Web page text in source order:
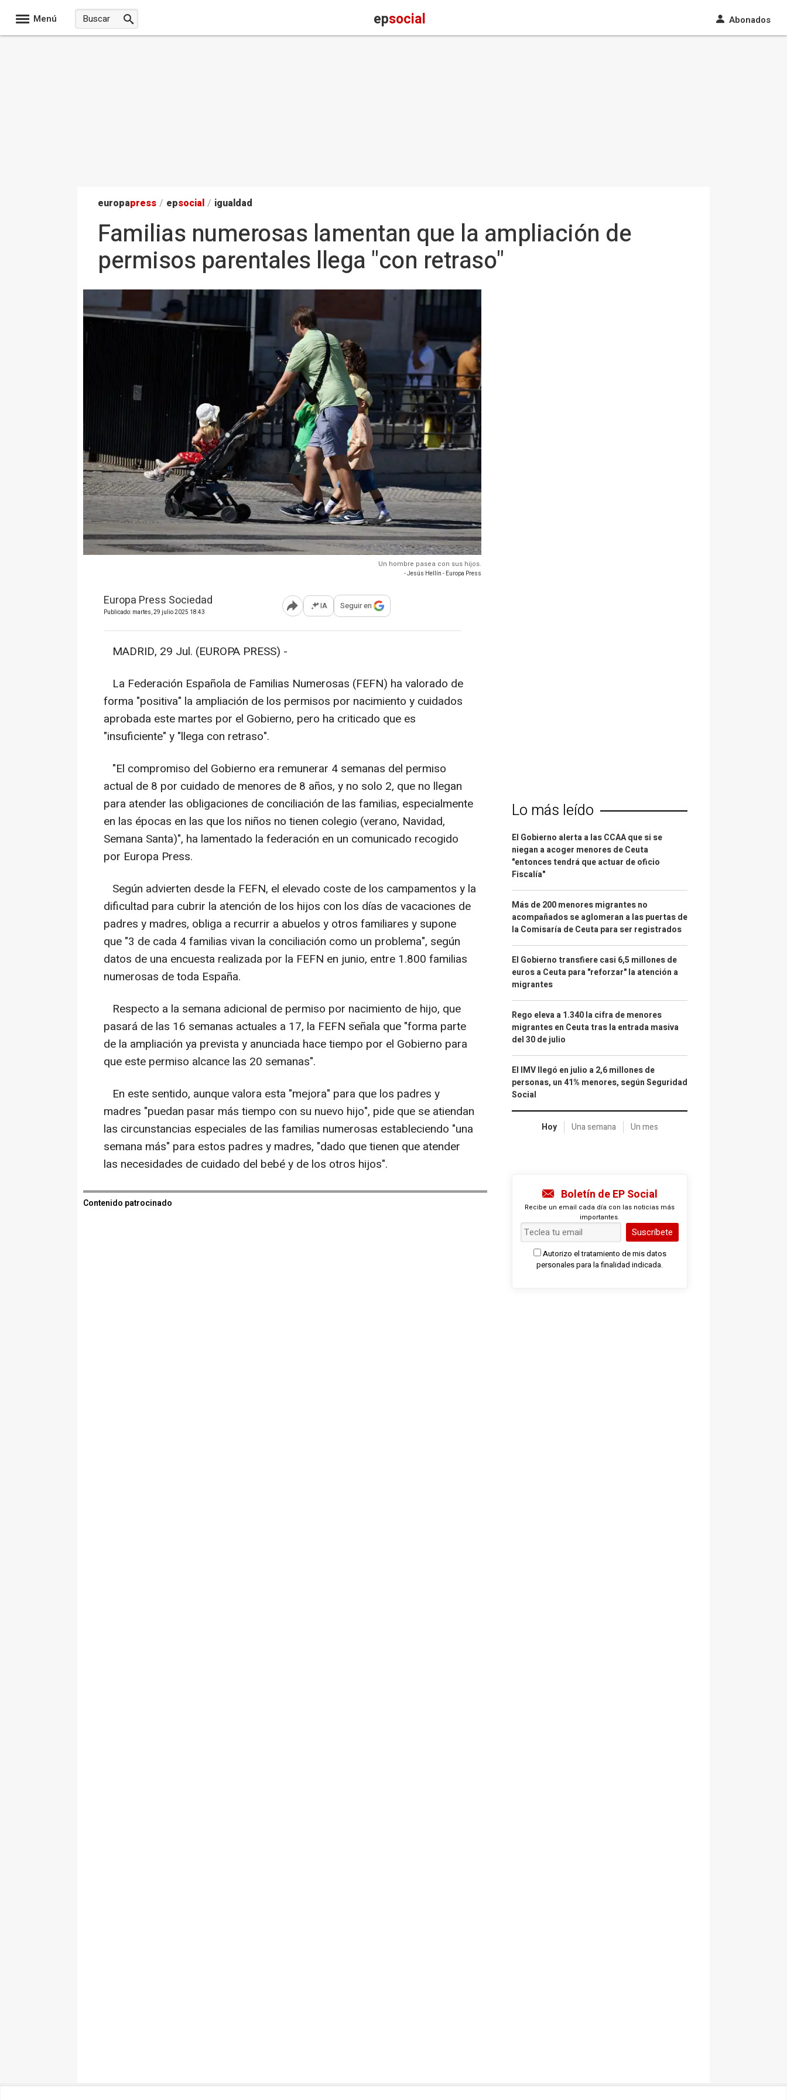
Menú epsocial Abonados
europapress / epsocial / igualdad
Familias numerosas lamentan que la ampliación de
permisos parentales llega "con retraso"
Un hombre pasea con sus hijos.
- Jesús Hellín - Europa Press
Europa Press Sociedad
Publicado: martes, 29 julio 2025 18:43 Abrir opciones para compartir
IA Seguir en
MADRID, 29 Jul. (EUROPA PRESS) -
La Federación Española de Familias Numerosas (FEFN) ha valorado de
forma "positiva" la ampliación de los permisos por nacimiento y cuidados
aprobada este martes por el Gobierno, pero ha criticado que es
"insuficiente" y "llega con retraso".
"El compromiso del Gobierno era remunerar 4 semanas del permiso
actual de 8 por cuidado de menores de 8 años, y no solo 2, que no llegan
para atender las obligaciones de conciliación de las familias, especialmente
en las épocas en las que los niños no tienen colegio (verano, Navidad,
Semana Santa)", ha lamentado la federación en un comunicado recogido
por Europa Press.
Según advierten desde la FEFN, el elevado coste de los campamentos y la
dificultad para cubrir la atención de los hijos con los días de vacaciones de
padres y madres, obliga a recurrir a abuelos y otros familiares y supone
que "3 de cada 4 familias vivan la conciliación como un problema", según
datos de una encuesta realizada por la FEFN en junio, entre 1.800 familias
numerosas de toda España.
Respecto a la semana adicional de permiso por nacimiento de hijo, que
pasará de las 16 semanas actuales a 17, la FEFN señala que "forma parte
de la ampliación ya prevista y anunciada hace tiempo por el Gobierno para
que este permiso alcance las 20 semanas".
En este sentido, aunque valora esta "mejora" para que los padres y
madres "puedan pasar más tiempo con su nuevo hijo", pide que se atiendan
las circunstancias especiales de las familias numerosas estableciendo "una
semana más" para estos padres y madres, "dado que tienen que atender
las necesidades de cuidado del bebé y de los otros hijos".
Contenido patrocinado
Lo más leído
El Gobierno alerta a las CCAA que si se
niegan a acoger menores de Ceuta
"entonces tendrá que actuar de oficio
Fiscalía"
Más de 200 menores migrantes no
acompañados se aglomeran a las puertas de
la Comisaría de Ceuta para ser registrados
El Gobierno transfiere casi 6,5 millones de
euros a Ceuta para "reforzar" la atención a
migrantes
Rego eleva a 1.340 la cifra de menores
migrantes en Ceuta tras la entrada masiva
del 30 de julio
El IMV llegó en julio a 2,6 millones de
personas, un 41% menores, según Seguridad
Social
Hoy Una semana Un mes
Boletín de EP Social
Recibe un email cada día con las noticias más
importantes.
Suscríbete
Autorizo el tratamiento de mis datos
personales para la finalidad indicada.